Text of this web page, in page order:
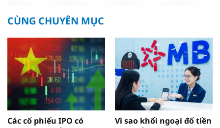
CÙNG CHUYÊN MỤC
Các cổ phiếu IPO có
Vì sao khối ngoại đổ tiền